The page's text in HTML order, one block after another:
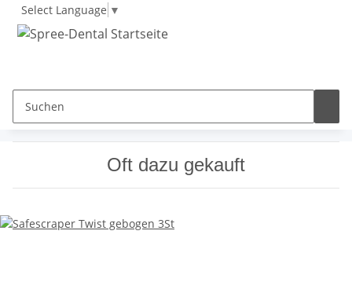
Select Language ▼
Oft dazu gekauft